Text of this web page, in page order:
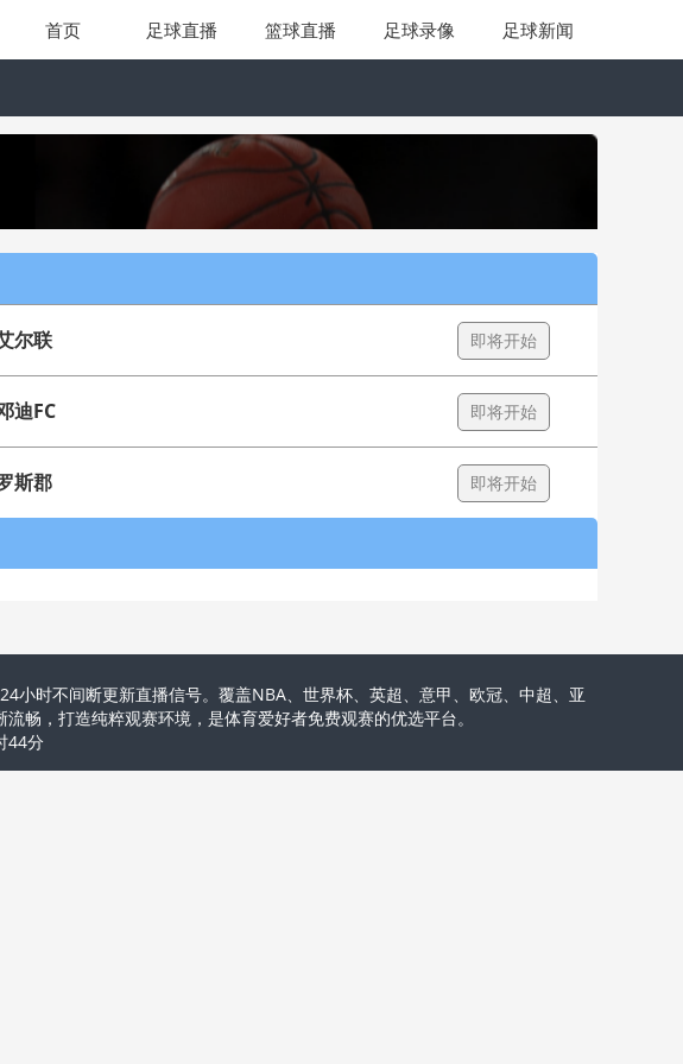
首页 足球直播 篮球直播 足球录像 足球新闻
尔联 即将开始
迪FC 即将开始
斯郡 即将开始
小时不间断更新直播信号。覆盖NBA、世界杯、英超、意甲、欧冠、中超、亚
畅，打造纯粹观赛环境，是体育爱好者免费观赛的优选平台。
44分